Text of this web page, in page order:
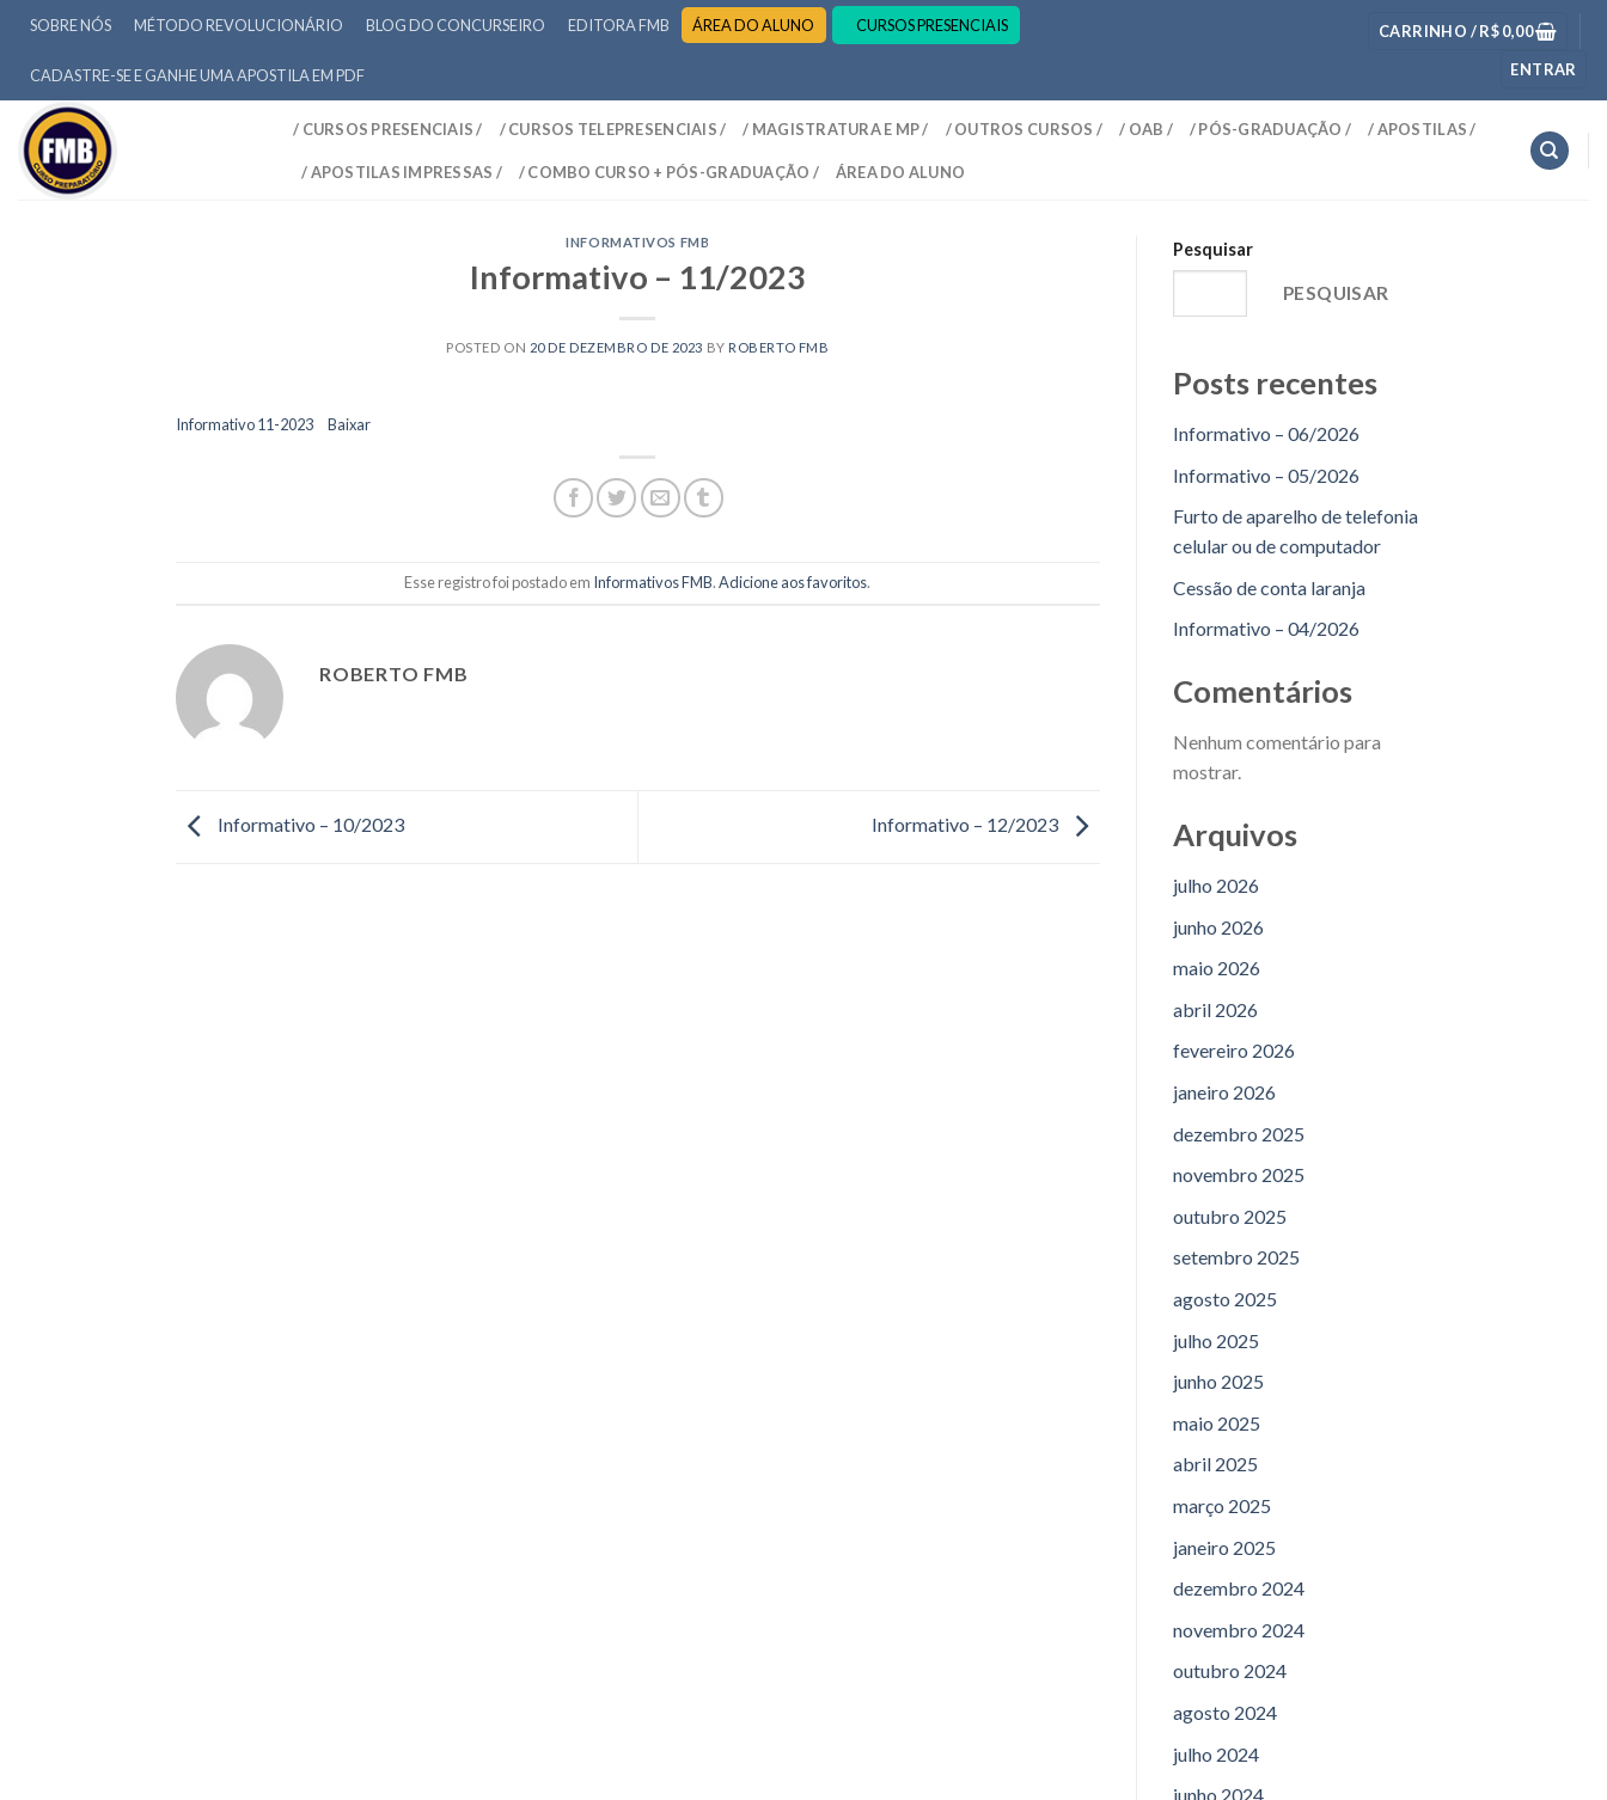
SOBRE NÓS MÉTODO REVOLUCIONÁRIO BLOG DO CONCURSEIRO EDITORA FMB ÁREA DO ALUNO CURSOS PRESENCIAIS
CADASTRE-SE E GANHE UMA APOSTILA EM PDF
CARRINHO /R$0,00
ENTRAR
/ CURSOS PRESENCIAIS / / CURSOS TELEPRESENCIAIS / / MAGISTRATURA E MP / / OUTROS CURSOS / / OAB / / PÓS-GRADUAÇÃO / / APOSTILAS /
/ APOSTILAS IMPRESSAS / / COMBO CURSO + PÓS-GRADUAÇÃO / ÁREA DO ALUNO
INFORMATIVOS FMB
Informativo – 11/2023
POSTED ON 20 DE DEZEMBRO DE 2023 BY ROBERTO FMB
Informativo 11-2023 Baixar
Esse registro foi postado em Informativos FMB.Adicione aos favoritos.
ROBERTO FMB
Informativo – 10/2023 Informativo – 12/2023
Pesquisar
PESQUISAR
Posts recentes
Informativo – 06/2026
Informativo – 05/2026
Furto de aparelho de telefonia
celular ou de computador
Cessão de conta laranja
Informativo – 04/2026
Comentários
Nenhum comentário para
mostrar.
Arquivos
julho 2026
junho 2026
maio 2026
abril 2026
fevereiro 2026
janeiro 2026
dezembro 2025
novembro 2025
outubro 2025
setembro 2025
agosto 2025
julho 2025
junho 2025
maio 2025
abril 2025
março 2025
janeiro 2025
dezembro 2024
novembro 2024
outubro 2024
agosto 2024
julho 2024
junho 2024